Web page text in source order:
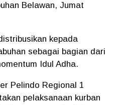
Belawan, Jumat
kepada
sebagai bagian dari
Idul Adha.
Pelindo Regional 1
pelaksanaan kurban